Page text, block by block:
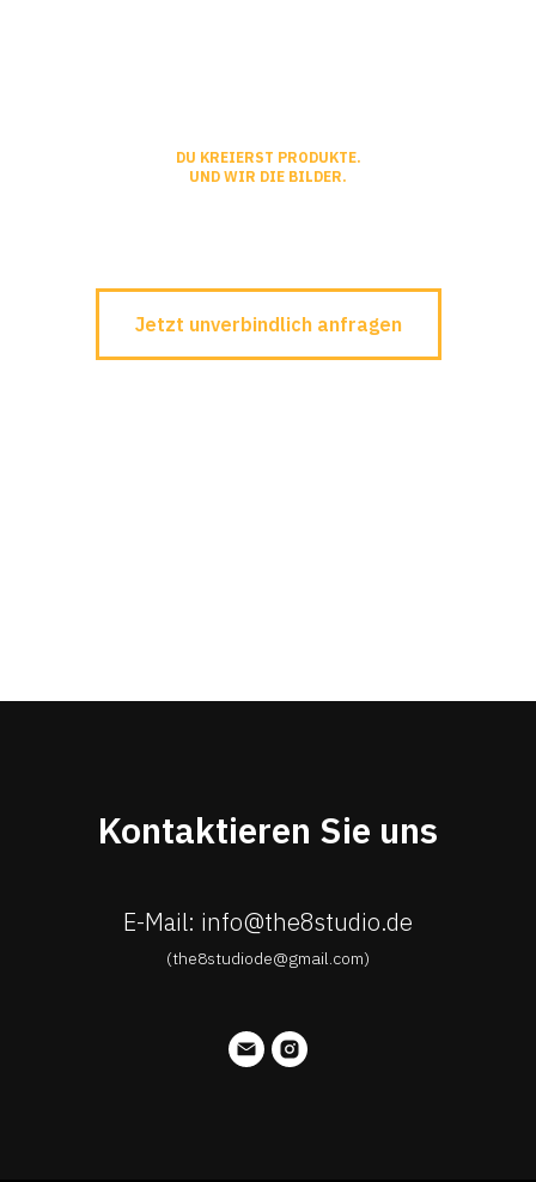
DU KREIERST PRODUKTE.
UND WIR DIE BILDER.
Jetzt unverbindlich anfragen
Kontaktieren Sie uns
E-Mail: info@the8studio.de
(the8studiode@gmail.com)